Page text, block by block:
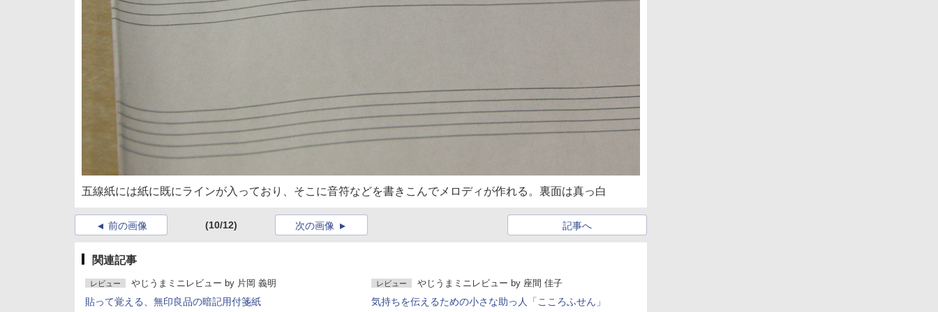
五線紙には紙に既にラインが入っており、そこに音符などを書きこんでメロディが作れる。裏面は真っ白
前の画像 (10/12) 記事へ
次の画像
関連記事
レビュー やじうまミニレビュー by 片岡 義明
貼って覚える、無印良品の暗記用付箋紙
レビュー やじうまミニレビュー by 座間 佳子
気持ちを伝えるための小さな助っ人「こころふせん」